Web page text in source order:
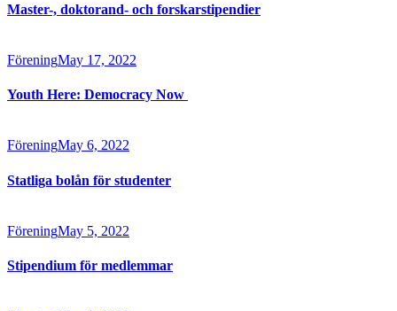
Master-, doktorand- och forskarstipendier
FöreningMay 17, 2022
Youth Here: Democracy Now
FöreningMay 6, 2022
Statliga bolån för studenter
FöreningMay 5, 2022
Stipendium för medlemmar